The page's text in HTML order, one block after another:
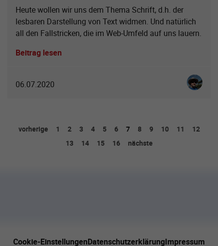
Heute wollen wir uns dem Thema Schrift, d.h. der
lesbaren Darstellung von Text widmen. Und natürlich
all den Fallstricken, die im Web-Umfeld auf uns lauern.
Beitrag lesen
06.07.2020
vorherige 1 2 3 4 5 6 7 8 9 10 11
12
13
14 15 16 nächste
Cookie-EinstellungenDatenschutzerklärungImpressum